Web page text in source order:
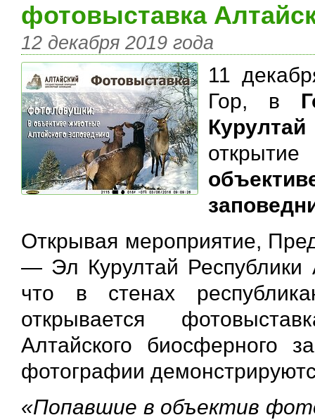
фотовыставка
12 декабря 2019 года
11
Гор, в
Открывая мероприятие,
— Эл Курултай
что в стенах
открывается
Алтайского биосферного
фотографии
«Попавшие в объектив